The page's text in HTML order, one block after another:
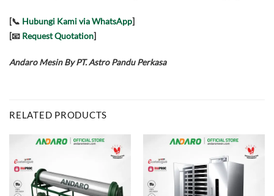
[📞 Hubungi Kami via WhatsApp]
[📧 Request Quotation]
Andaro Mesin By PT. Astro Pandu Perkasa
RELATED PRODUCTS